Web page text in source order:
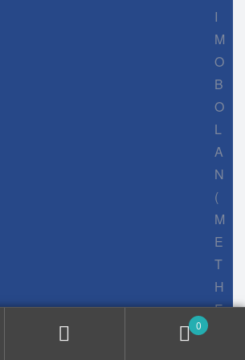
I
M
O
B
O
L
A
N
(
M
E
T
H
E
0